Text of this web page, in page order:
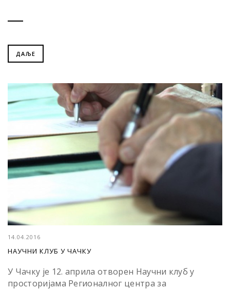
ДАЉЕ
14.04.2016
НАУЧНИ КЛУБ У ЧАЧКУ
У Чачку је 12. априла отворен Научни клуб у
просторијама Регионалног центра за